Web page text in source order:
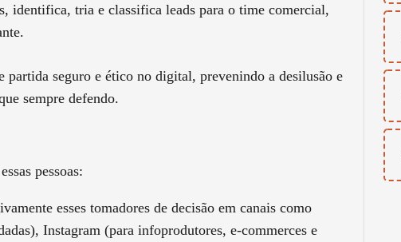
identifica, tria e classifica leads para o time comercial,
partida seguro e ético no digital, prevenindo a desilusão e
sempre defendo.
pessoas:
esses tomadores de decisão em canais como
Instagram (para infoprodutores, e-commerces e